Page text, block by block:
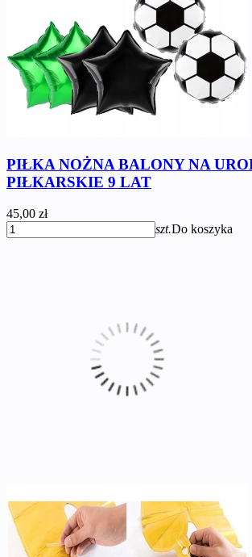
PIŁKA NOŻNA BALONY NA
PIŁKARSKIE 9 LAT
45,00 zł
szt.Do koszyka